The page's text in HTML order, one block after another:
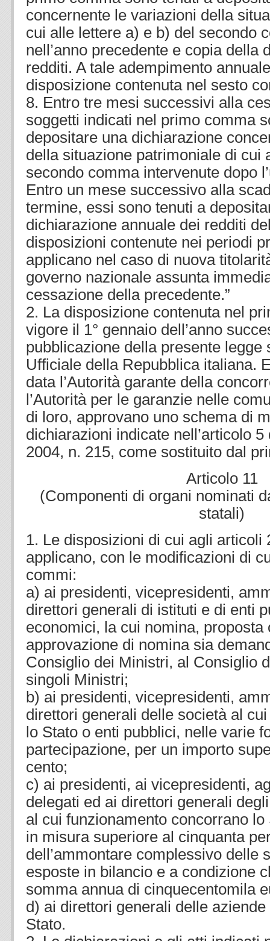
concernente le variazioni della
cui alle lettere a) e b) del secondo
nell’anno precedente e copia della
redditi. A tale adempimento
disposizione contenuta nel sesto
8. Entro tre mesi successivi alla
soggetti indicati nel primo comma
depositare una dichiarazione
della situazione patrimoniale di cui
secondo comma intervenute dopo
Entro un mese successivo alla
termine, essi sono tenuti a
dichiarazione annuale dei redditi
disposizioni contenute nei periodi
applicano nel caso di nuova
governo nazionale assunta
cessazione della precedente.”
2. La disposizione contenuta nel
vigore il 1° gennaio dell’anno
pubblicazione della presente legge
Ufficiale della Repubblica italiana.
data l’Autorità garante della
l’Autorità per le garanzie nelle
di loro, approvano uno schema di
dichiarazioni indicate nell’articolo
2004, n. 215, come sostituito dal
Articolo 11
(Componenti di organi nominati
statali)
1. Le disposizioni di cui agli articoli
applicano, con le modificazioni di
commi:
a) ai presidenti, vicepresidenti,
direttori generali di istituti e di enti
economici, la cui nomina, proposta
approvazione di nomina sia
Consiglio dei Ministri, al Consiglio
singoli Ministri;
b) ai presidenti, vicepresidenti,
direttori generali delle società al
lo Stato o enti pubblici, nelle varie
partecipazione, per un importo
cento;
c) ai presidenti, ai vicepresidenti,
delegati ed ai direttori generali
al cui funzionamento concorrano
in misura superiore al cinquanta
dell’ammontare complessivo delle
esposte in bilancio e a condizione
somma annua di cinquecentomila
d) ai direttori generali delle
Stato.